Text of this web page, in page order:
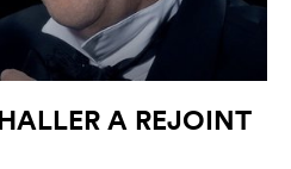
A REJOINT